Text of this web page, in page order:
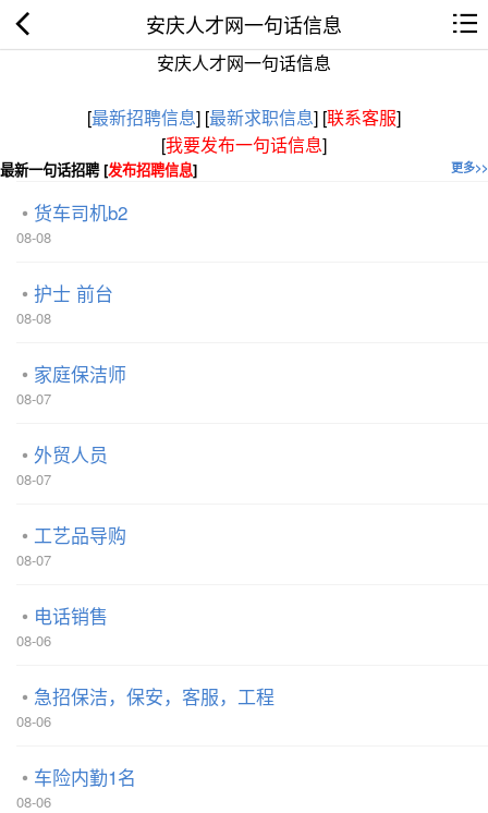
安庆人才网一句话信息
安庆人才网一句话信息
[最新招聘信息] [最新求职信息] [联系客服]
[我要发布一句话信息]
更多>>
最新一句话招聘 [发布招聘信息]
货车司机b2
08-08
护士 前台
08-08
家庭保洁师
08-07
外贸人员
08-07
工艺品导购
08-07
电话销售
08-06
急招保洁，保安，客服，工程
08-06
车险内勤1名
08-06